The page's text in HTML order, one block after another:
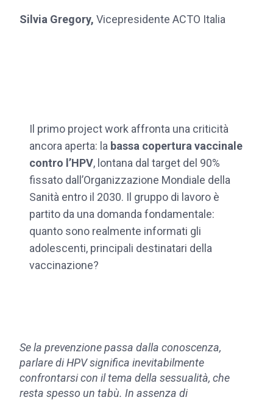
Silvia Gregory, Vicepresidente ACTO Italia
Il primo project work affronta una criticità
ancora aperta: la bassa copertura vaccinale
contro l’HPV, lontana dal target del 90%
fissato dall’Organizzazione Mondiale della
Sanità entro il 2030. Il gruppo di lavoro è
partito da una domanda fondamentale:
quanto sono realmente informati gli
adolescenti, principali destinatari della
vaccinazione?
Se la prevenzione passa dalla conoscenza,
parlare di HPV significa inevitabilmente
confrontarsi con il tema della sessualità, che
resta spesso un tabù. In assenza di